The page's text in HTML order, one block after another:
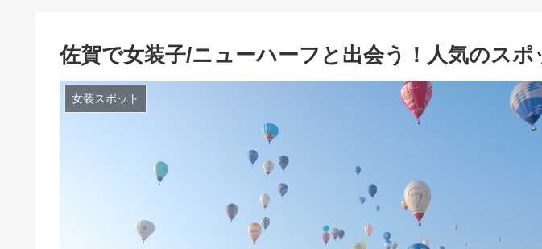
佐賀で女装子/ニューハーフと出会う！人気のスポ
女装スポット